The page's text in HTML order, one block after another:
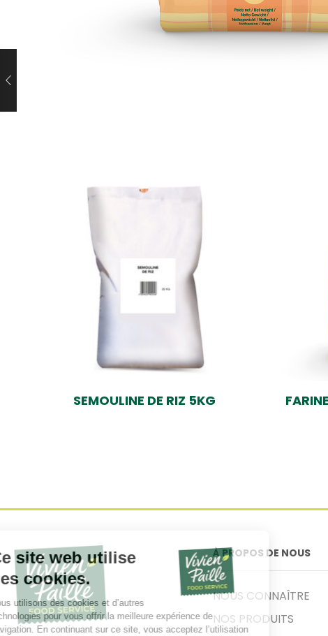
SEMOULINE DE RIZ 5KG
À PROPOS DE NOUS
NOUS CONNAÎTRE
NOS PRODUITS